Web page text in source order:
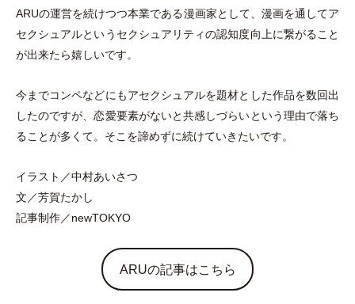
ARUの運営を続けつつ本業である漫画家として、漫画を通してア
セクシュアルというセクシュアリティの認知度向上に繋がること
が出来たら嬉しいです。
今までコンペなどにもアセクシュアルを題材とした作品を数回出
したのですが、恋愛要素がないと共感しづらいという理由で落ち
ることが多くて。そこを諦めずに続けていきたいです。
イラスト／中村あいさつ
文／芳賀たかし
記事制作／newTOKYO
ARUの記事はこちら